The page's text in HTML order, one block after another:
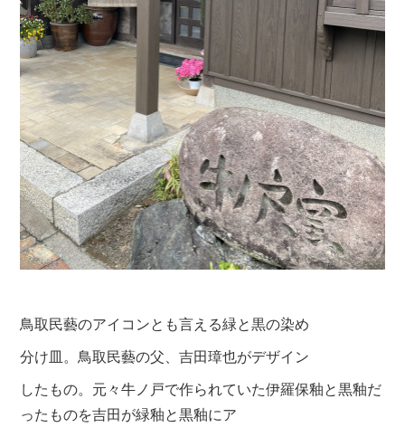
鳥取民藝のアイコンとも言える緑と黒の染め
分け皿。鳥取民藝の父、吉田璋也がデザイン
したもの。元々牛ノ戸で作られていた伊羅保釉と黒釉だ
ったものを吉田が緑釉と黒釉にア